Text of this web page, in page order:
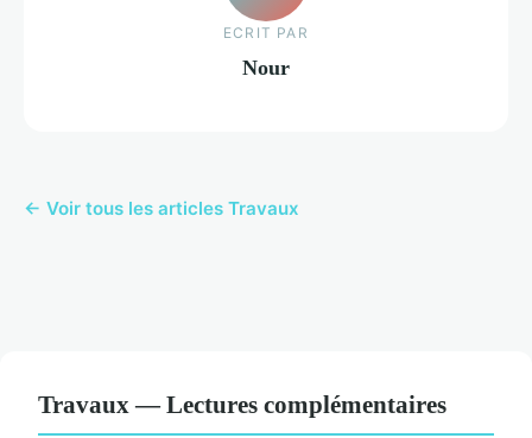
ECRIT PAR
Nour
← Voir tous les articles Travaux
Travaux — Lectures complémentaires